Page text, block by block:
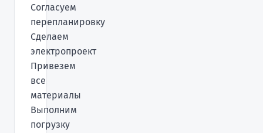
Согласуем
перепланировку
Сделаем
электропроект
Привезем
все
материалы
Выполним
погрузку